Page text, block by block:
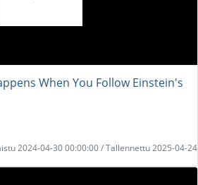
When You Follow Einstein's
2024-04-30 00:00:00 / Tallennettu 2025-04-24